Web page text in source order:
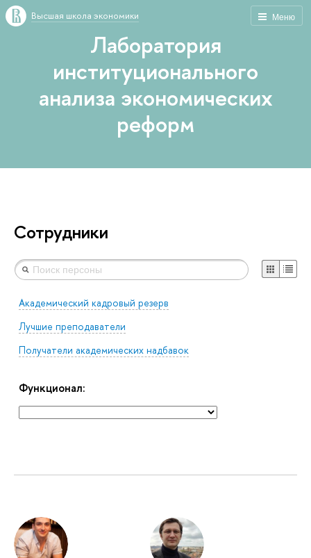
Меню
Высшая школа экономики
Лаборатория
институционального
анализа экономических
реформ
Сотрудники
Академический кадровый резерв
Лучшие преподаватели
Получатели академических надбавок
Функционал: